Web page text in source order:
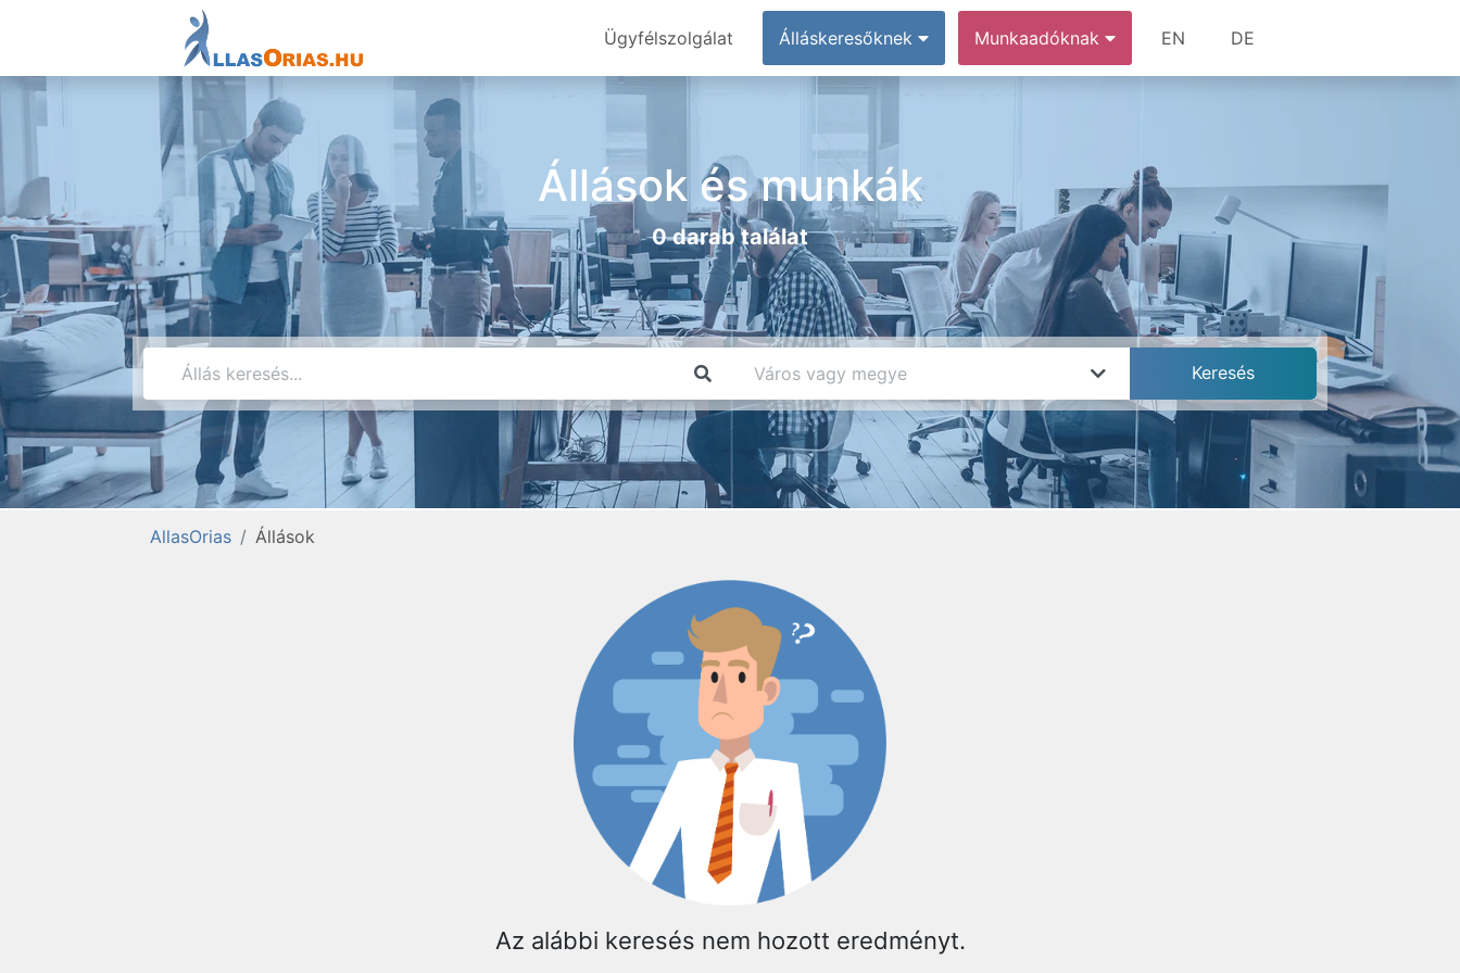
Ügyfélszolgálat Álláskeresőknek Munkaadóknak EN DE
Állások és munkák
0 darab találat
AllasOrias Állások
Az alábbi keresés nem hozott eredményt.